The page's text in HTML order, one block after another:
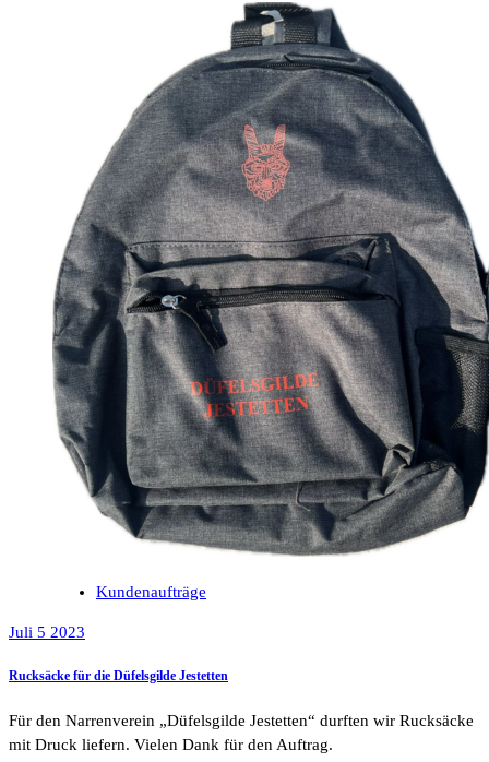
Kundenaufträge
Juli 5 2023
Rucksäcke für die Düfelsgilde Jestetten
Für den Narrenverein „Düfelsgilde Jestetten“ durften wir Rucksäcke
mit Druck liefern. Vielen Dank für den Auftrag.